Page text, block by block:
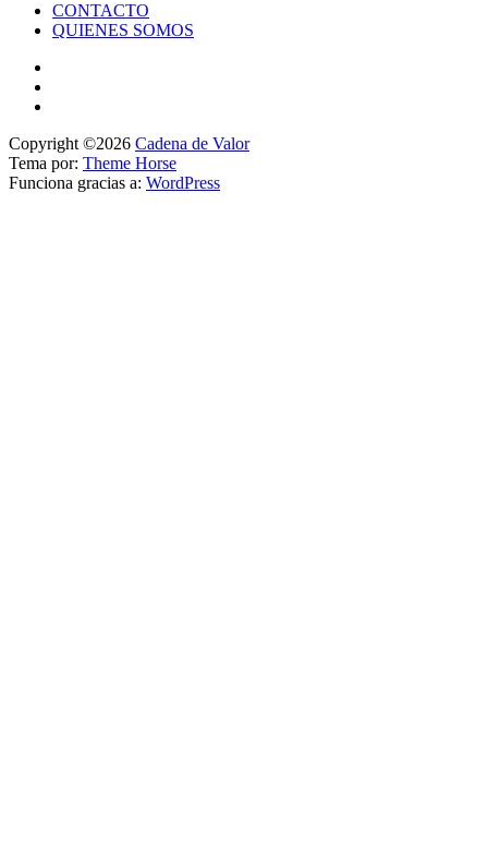
CONTACTO
QUIENES SOMOS
Copyright ©2026 Cadena de Valor
Tema por: Theme Horse
Funciona gracias a: WordPress